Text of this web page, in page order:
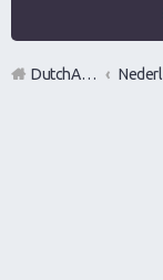
DutchAttraction.nl